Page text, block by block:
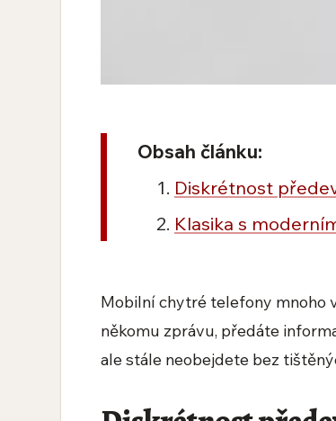
Obsah článku:
Diskrétnost
Klasika s
Mobilní chytré telefony mnoho
někomu zprávu, předáte
ale stále neobejdete bez